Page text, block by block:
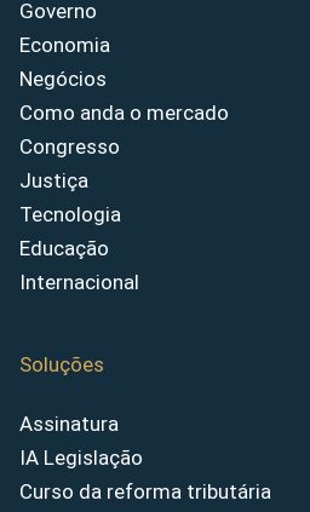
Governo
Economia
Negócios
Como anda o mercado
Congresso
Justiça
Tecnologia
Educação
Internacional
Soluções
Assinatura
IA Legislação
Curso da reforma tributária